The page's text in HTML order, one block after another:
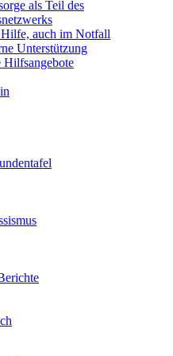
als Teil des
auch im Notfall
Unterstützung
Hilfsangebote